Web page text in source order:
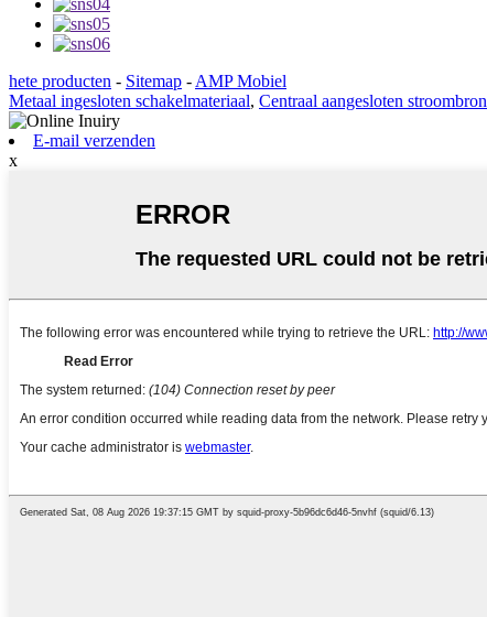
hete producten - Sitemap - AMP Mobiel
Metaal ingesloten schakelmateriaal, Centraal aangesloten stroombron
E-mail verzenden
x